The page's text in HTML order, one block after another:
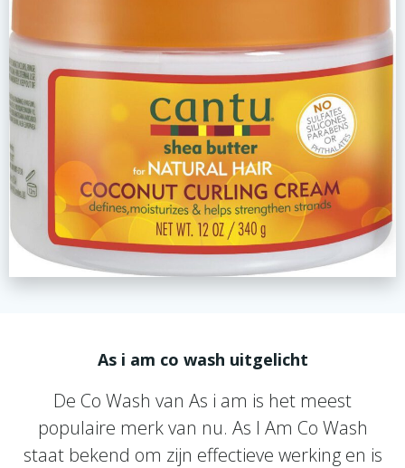
As i am co wash uitgelicht
De Co Wash van As i am is het meest
populaire merk van nu. As I Am Co Wash
staat bekend om zijn effectieve werking en is